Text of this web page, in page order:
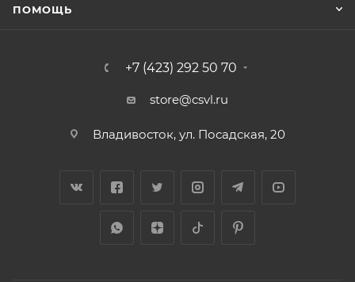
ПОМОЩЬ
+7 (423) 292 50 70
store@csvl.ru
Владивосток, ул. Посадская, 20